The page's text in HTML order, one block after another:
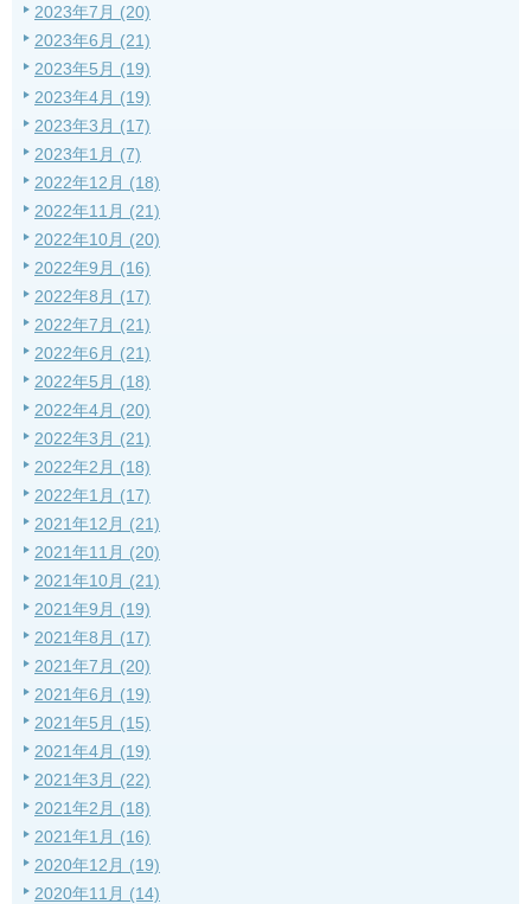
2023年7月 (20)
2023年6月 (21)
2023年5月 (19)
2023年4月 (19)
2023年3月 (17)
2023年1月 (7)
2022年12月 (18)
2022年11月 (21)
2022年10月 (20)
2022年9月 (16)
2022年8月 (17)
2022年7月 (21)
2022年6月 (21)
2022年5月 (18)
2022年4月 (20)
2022年3月 (21)
2022年2月 (18)
2022年1月 (17)
2021年12月 (21)
2021年11月 (20)
2021年10月 (21)
2021年9月 (19)
2021年8月 (17)
2021年7月 (20)
2021年6月 (19)
2021年5月 (15)
2021年4月 (19)
2021年3月 (22)
2021年2月 (18)
2021年1月 (16)
2020年12月 (19)
2020年11月 (14)